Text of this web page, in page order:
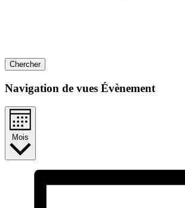
Chercher
Navigation de vues Évènement
Mois